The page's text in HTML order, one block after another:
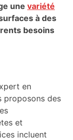
une variété
à des
besoins
en
proposons des
et
incluent